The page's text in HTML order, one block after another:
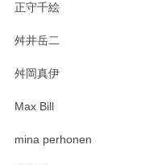
正守千絵
舛井岳二
舛岡真伊
Max Bill
mina perhonen